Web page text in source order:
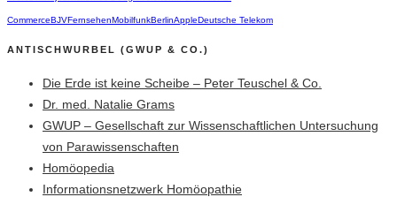
CommerceBJVFernsehenMobilfunkBerlinAppleDeutsche Telekom
ANTISCHWURBEL (GWUP & CO.)
Die Erde ist keine Scheibe – Peter Teuschel & Co.
Dr. med. Natalie Grams
GWUP – Gesellschaft zur Wissenschaftlichen Untersuchung
von Parawissenschaften
Homöopedia
Informationsnetzwerk Homöopathie